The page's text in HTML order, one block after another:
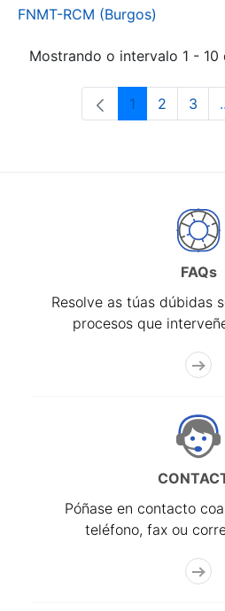
FNMT-RCM (Burgos)
Mostrando o intervalo 1 - 10
Páxina
1 Páxina
2 3
FAQs
Resolve as túas dúbidas
procesos que
Póñase en contacto
teléfono, fax ou